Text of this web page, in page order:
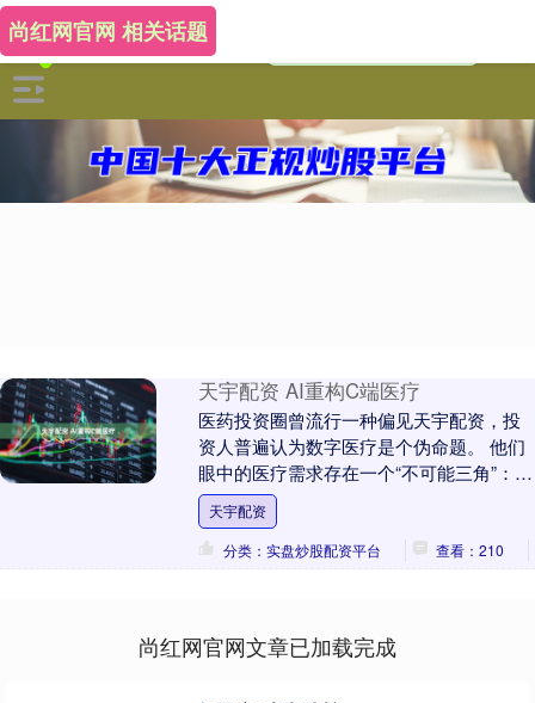
尚红网官网 相关话题
天宇配资 AI重构C端医疗
医药投资圈曾流行一种偏见天宇配资，投
资人普遍认为数字医疗是个伪命题。 他们
眼中的医疗需求存在一个“不可能三角”：低
频、高门槛、非标品。普通人不会天天看
病，医生需....
天宇配资
分类：实盘炒股配资平台
查看：210
尚红网官网文章已加载完成